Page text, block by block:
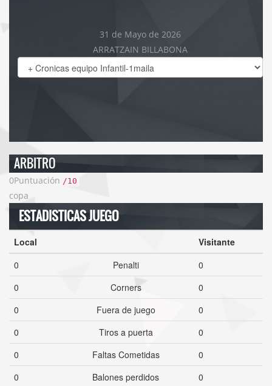
31 de Mayo de 2026
ARRATZAIN BILLABONA
ARBITRO
0Puntuación /10
copa
ESTADISTICAS JUEGO
Local
Visitante
0
Penalti
0
0
Corners
0
0
Fuera de juego
0
0
Tiros a puerta
0
0
Faltas Cometidas
0
0
Balones perdidos
0